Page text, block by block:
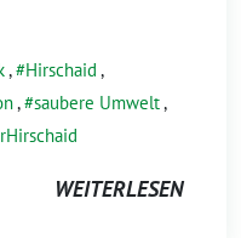
, Hirschaid ,
, saubere Umwelt,
WEITERLESEN